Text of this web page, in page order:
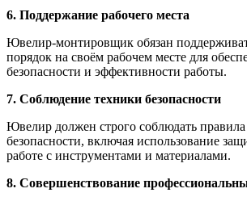
6. Поддержание рабочего места
Ювелир-монтировщик обязан
порядок на своём рабочем месте для
безопасности и эффективности работы.
7. Соблюдение техники безопасности
Ювелир должен строго соблюдать
безопасности, включая использование
работе с инструментами и материалами.
8. Совершенствование